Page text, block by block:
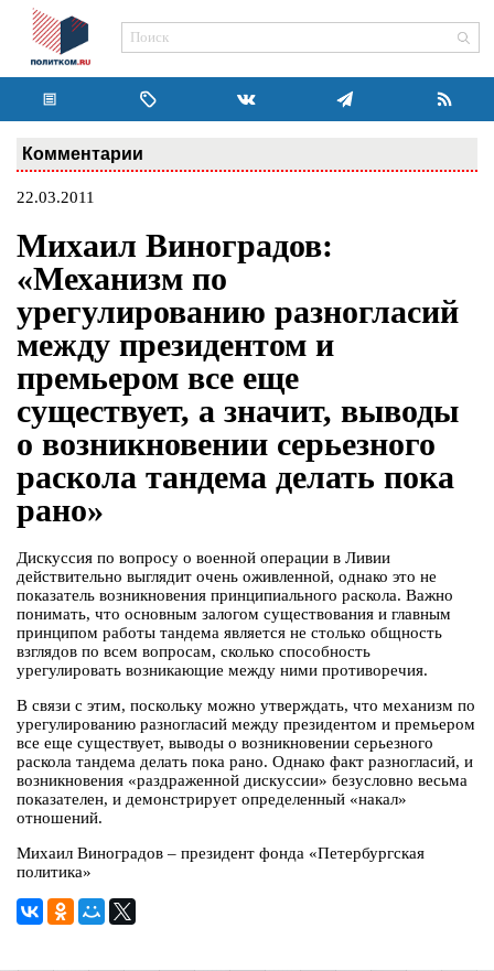
Комментарии
22.03.2011
Михаил Виноградов:
«Механизм по
урегулированию разногласий
между президентом и
премьером все еще
существует, а значит, выводы
о возникновении серьезного
раскола тандема делать пока
рано»
Дискуссия по вопросу о военной операции в Ливии
действительно выглядит очень оживленной, однако это не
показатель возникновения принципиального раскола. Важно
понимать, что основным залогом существования и главным
принципом работы тандема является не столько общность
взглядов по всем вопросам, сколько способность
урегулировать возникающие между ними противоречия.
В связи с этим, поскольку можно утверждать, что механизм по
урегулированию разногласий между президентом и премьером
все еще существует, выводы о возникновении серьезного
раскола тандема делать пока рано. Однако факт разногласий, и
возникновения «раздраженной дискуссии» безусловно весьма
показателен, и демонстрирует определенный «накал»
отношений.
Михаил Виноградов – президент фонда «Петербургская
политика»